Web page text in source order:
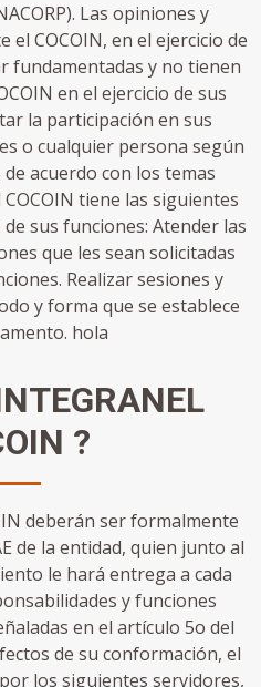
Las opiniones y
el COCOIN, en el ejercicio de
fundamentadas y no tienen
en el ejercicio de sus
la participación en sus
o cualquier persona según
acuerdo con los temas
tiene las siguientes
sus funciones: Atender las
que les sean solicitadas
Realizar sesiones y
y forma que se establece
hola
EL
?
deberán ser formalmente
de la entidad, quien junto al
le hará entrega a cada
y funciones
en el artículo 5o del
de su conformación, el
los siguientes servidores,